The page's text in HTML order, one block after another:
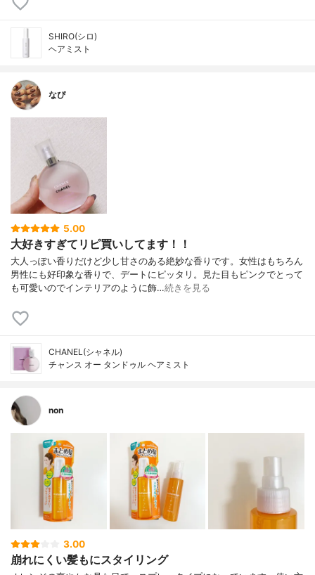
SHIRO(シロ)
ヘアミスト
なぴ
5.00
大好きすぎてリピ買いしてます！！
大人っぽい香りだけど少し甘さのある絶妙な香りです。女性はもちろん
男性にも好印象な香りで、デートにピッタリ。見た目もピンクでとって
も可愛いのでインテリアのように飾…続きを見る
CHANEL(シャネル)
チャンス オー タンドゥル ヘアミスト
non
3.00
崩れにくい髪もにスタイリング